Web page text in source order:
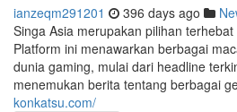
ianzeqm291201 396 days ago
Singa Asia merupakan pilihan
Platform ini menawarkan berbagai
dunia gaming, mulai dari headline
menemukan berita tentang berbagai
konkatsu.com/